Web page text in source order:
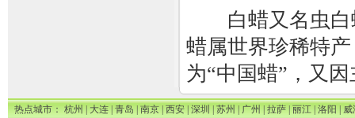
白蜡又名虫白
蜡属世界珍稀特
为“中国蜡”，又
热点城市：杭州|大连|青岛|南京|西安|深圳|苏州|广州|拉萨|丽江|洛阳|威